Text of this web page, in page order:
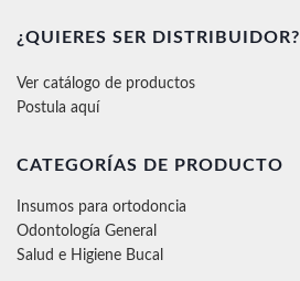
¿QUIERES SER DISTRIBUIDOR?
Ver catálogo de productos
Postula aquí
CATEGORÍAS DE PRODUCTO
Insumos para ortodoncia
Odontología General
Salud e Higiene Bucal